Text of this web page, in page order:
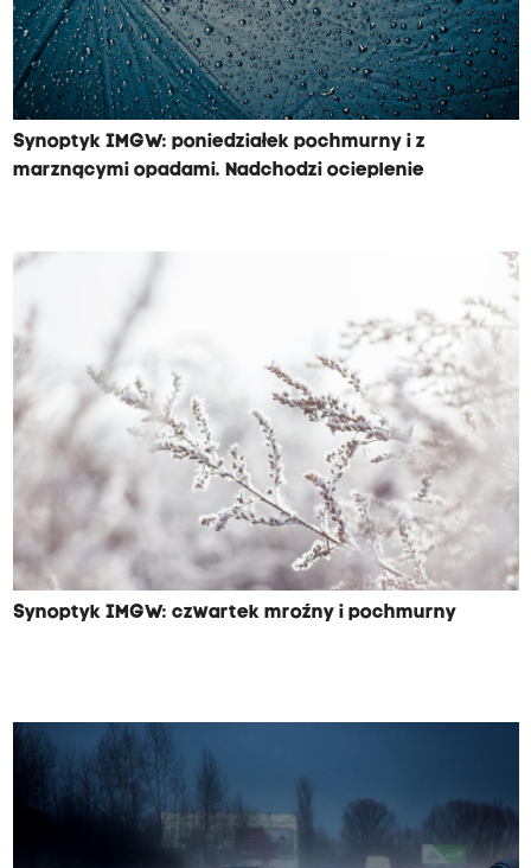
Synoptyk IMGW: poniedziałek pochmurny i z
marznącymi opadami. Nadchodzi ocieplenie
Synoptyk IMGW: czwartek mroźny i pochmurny